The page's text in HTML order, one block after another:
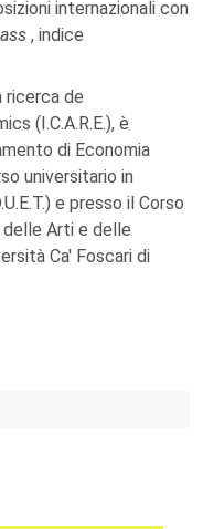
internazionali con
, indice
ricerca de
(I.C.A.R.E.), è
di Economia
universitario in
e presso il Corso
delle Arti e delle
Ca' Foscari di